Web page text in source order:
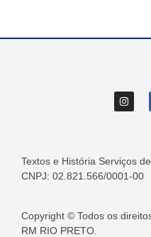
Textos e História Serviços
CNPJ: 02.821.566/0001-00
Copyright © Todos os
RM RIO PRETO.